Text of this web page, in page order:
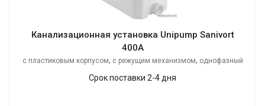
Канализационная установка Unipump Sanivort
400A
с пластиковым корпусом, с режущим механизмом, однофазный
Срок поставки 2-4 дня